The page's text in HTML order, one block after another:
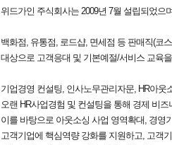
위드가인 주식회사는 2009년 7월 설립되었
백화점, 유통점, 로드샵, 면세점 등 판매직(코
대상으로 고객응대 및 기본예절/서비스 교육
기업경영 컨설팅, 인사노무관리자문, HR아웃
오랜 HR사업경험 및 컨설팅을 통해 경제 비
이를 바탕으로 아웃소싱 사업 영역확대, 경영
고객기업에 핵심역량 강화를 지원하고, 고객